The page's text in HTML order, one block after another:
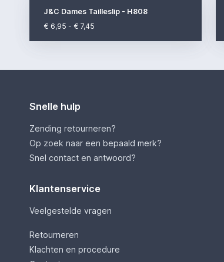
J&C Dames Tailleslip - H808
€ 6,95 - € 7,45
Snelle hulp
Zending retourneren?
Op zoek naar een bepaald merk?
Snel contact en antwoord?
Klantenservice
Veelgestelde vragen
Retourneren
Klachten en procedure